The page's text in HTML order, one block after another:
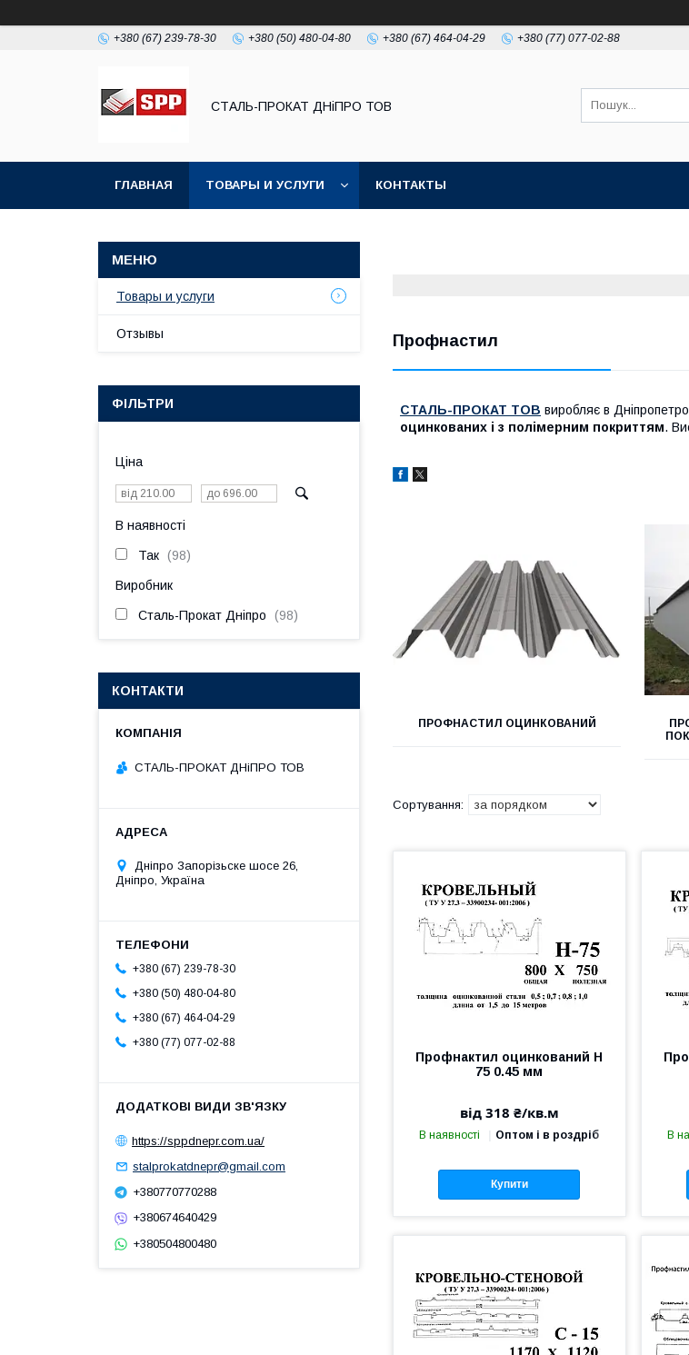
+380 (67) 239-78-30 +380 (50) 480-04-80 +380 (67) 464-04-29 +380 (77) 077-02-88
СТАЛЬ-ПРОКАТ ДНіПРО ТОВ
ГЛАВНАЯ ТОВАРЫ И УСЛУГИ КОНТАКТЫ
Профнастил
СТАЛЬ-ПРОКАТ ТОВ виробляє в
оцинкованих і з полімерним покриттям.
ПРОФНАСТИЛ ОЦИНКОВАНИЙ
Профнактил оцинкований Н
75 0.45 мм
від 318 ₴/кв.м
В наявності Оптом і в роздріб
Купити
В
Товары и услуги
Отзывы
ФІЛЬТРИ
Ціна
В наявності
Так 98
Виробник
Сталь-Прокат Дніпро 98
КОНТАКТИ
СТАЛЬ-ПРОКАТ ДНіПРО ТОВ
Дніпро Запорізьске шосе 26,
Дніпро, Україна
+380 (67) 239-78-30
+380 (50) 480-04-80
+380 (67) 464-04-29
+380 (77) 077-02-88
https://sppdnepr.com.ua/
stalprokatdnepr@gmail.com
+380770770288
+380674640429
+380504800480